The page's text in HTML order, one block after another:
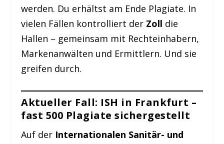
werden. Du erhältst am Ende Plagiate. In
vielen Fällen kontrolliert der Zoll die
Hallen – gemeinsam mit Rechteinhabern,
Markenanwälten und Ermittlern. Und sie
greifen durch.
Aktueller Fall: ISH in Frankfurt –
fast 500 Plagiate sichergestellt
Auf der Internationalen Sanitär- und